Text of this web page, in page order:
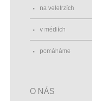
na veletrzích
v médiích
pomáháme
O NÁS